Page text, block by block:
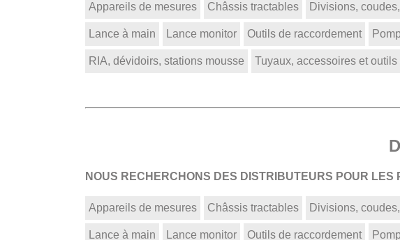
Appareils de mesures Châssis tractables Divisions,
Lance à main Lance monitor Outils de raccordement
RIA, dévidoirs, stations mousse Tuyaux, accessoires et
NOUS RECHERCHONS DES DISTRIBUTEURS POUR LES
Appareils de mesures Châssis tractables Divisions,
Lance à main Lance monitor Outils de raccordement